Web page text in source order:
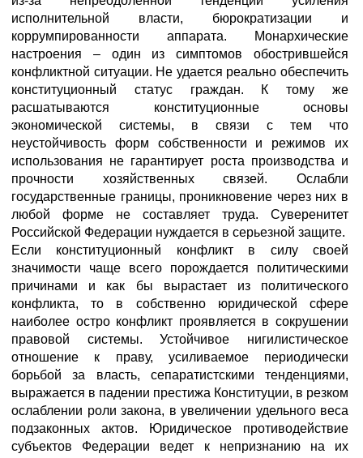
исполнительной власти, бюрократизации и
коррумпированности аппарата. Монархические
настроения – один из симптомов обострившейся
конфликтной ситуации. Не удается реально обеспечить
конституционный статус граждан. К тому же
расшатываются конституционные основы
экономической системы, в связи с тем что
неустойчивость форм собственности и режимов их
использования не гарантирует роста производства и
прочности хозяйственных связей. Ослабли
государственные границы, проникновение через них в
любой форме не составляет труда. Суверенитет
Российской Федерации нуждается в серьезной защите.
Если конституционный конфликт в силу своей
значимости чаще всего порождается политическими
причинами и как бы вырастает из политического
конфликта, то в собственно юридической сфере
наиболее остро конфликт проявляется в сокрушении
правовой системы. Устойчивое нигилистическое
отношение к праву, усиливаемое периодически
борьбой за власть, сепаратистскими тенденциями,
выражается в падении престижа Конституции, в резком
ослаблении роли закона, в увеличении удельного веса
подзаконных актов. Юридическое противодействие
субъектов Федерации ведет к непризнанию на их